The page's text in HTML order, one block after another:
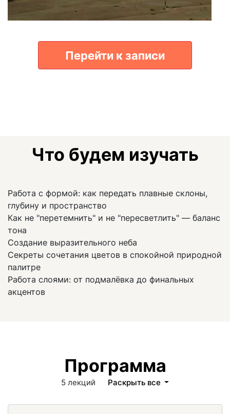
Перейти к записи
Что будем изучать
Работа с формой: как передать плавные склоны,
глубину и пространство
Как не "перетемнить" и не "пересветлить" — баланс
тона
Создание выразительного неба
Секреты сочетания цветов в спокойной природной
палитре
Работа слоями: от подмалёвка до финальных
акцентов
Программа
5 лекций Раскрыть все